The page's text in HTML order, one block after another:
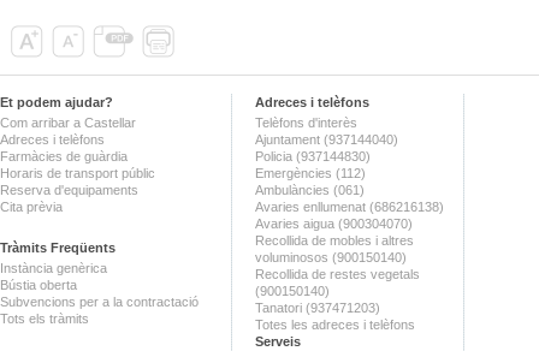
Et podem ajudar?
Com arribar a Castellar
Adreces i telèfons
Farmàcies de guàrdia
Horaris de transport públic
Reserva d'equipaments
Cita prèvia
Tràmits Freqüents
Instància genèrica
Bústia oberta
Subvencions per a la contractació
Tots els tràmits
Adreces i telèfons
Telèfons d'interès
Ajuntament (937144040)
Policia (937144830)
Emergències (112)
Ambulàncies (061)
Avaries enllumenat (686216138)
Avaries aigua (900304070)
Recollida de mobles i altres
voluminosos (900150140)
Recollida de restes vegetals
(900150140)
Tanatori (937471203)
Totes les adreces i telèfons
Serveis